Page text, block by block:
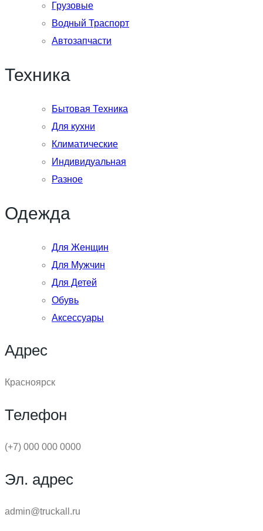
Грузовые
Водный Траспорт
Автозапчасти
Техника
Бытовая Техника
Для кухни
Климатические
Индивидуальная
Разное
Одежда
Для Женщин
Для Мужчин
Для Детей
Обувь
Аксессуары
Адрес
Красноярск
Телефон
(+7) 000 000 0000
Эл. адрес
admin@truckall.ru